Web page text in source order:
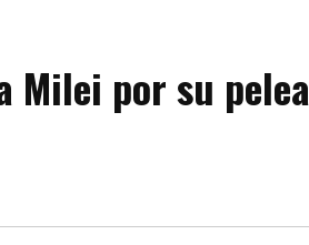
Milei por su pelea